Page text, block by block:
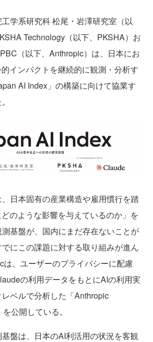
学系研究科 松尾・岩澤研究室（以
Technology（以下、PKSHA）お
（以下、Anthropic）は、日本にお
インパクトを継続的に観測・分析す
AI Index」の構築に向けて協業す
日本固有の産業構造や雇用慣行を踏
のような影響を与えているのか」を
基盤が、国内にまだ存在ないことが
にこの課題に対する取り組みが進ん
は、ユーザーのプライバシーに配慮
の利用データをもとにAIの利用実
ベルで分析した「Anthropic
公開している。
盤は、日本のAI利活用の状況を客観